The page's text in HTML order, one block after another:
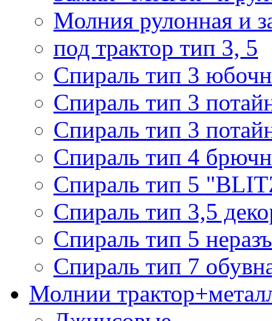
Молния рулонная и
под трактор тип 3, 5
Спираль тип 3
Спираль тип 3
Спираль тип 3
Спираль тип 4
Спираль тип 5
Спираль тип 3,5
Спираль тип 5
Спираль тип 7
Молнии